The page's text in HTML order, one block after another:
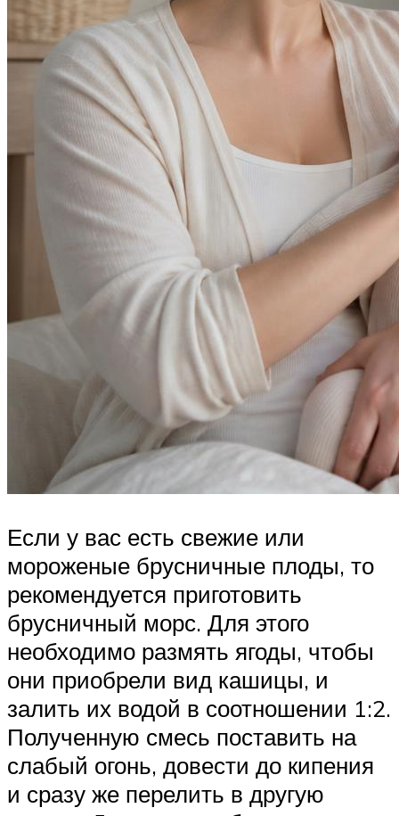
Если у вас есть свежие или
мороженые брусничные плоды, то
рекомендуется приготовить
брусничный морс. Для этого
необходимо размять ягоды, чтобы
они приобрели вид кашицы, и
залить их водой в соотношении 1:2.
Полученную смесь поставить на
слабый огонь, довести до кипения
и сразу же перелить в другую